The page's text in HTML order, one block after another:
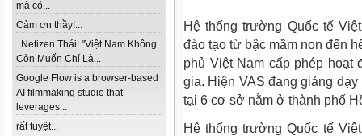
mà có...
Cảm ơn thầy!...
Netizen Thái: "Việt Nam Không
Còn Muốn Chỉ Là...
Google Flow is a browser-based
AI filmmaking studio that
leverages...
rất tuyệt...
Hệ thống trường Quốc tế
đào tạo từ bậc mầm non đến
phủ Việt Nam cấp phép hoạt
gia. Hiện VAS đang giảng
tại 6 cơ sở nằm ở thành phố
Hệ thống trường Quốc tế